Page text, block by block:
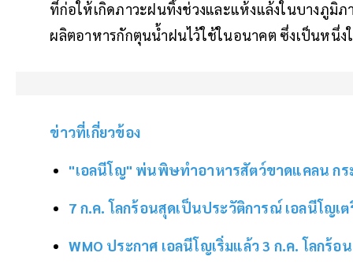
ที่ก่อให้เกิดภาวะฝนทิ้งช่วงและแห้งแล้งในบางภูมิ
ผลิตอาหารกักตุนน้ำฝนไว้ใช้ในอนาคต ซึ่งเป็นหนึ่ง
ข่าวที่เกี่ยวข้อง
"เอลนีโญ" พ่นพิษทำอาหารสัตว์ขาดแคลน กร
7 ก.ค. โลกร้อนสุดเป็นประวัติการณ์ เอลนีโญ
WMO ประกาศ เอลนีโญเริ่มแล้ว 3 ก.ค. โลกร้